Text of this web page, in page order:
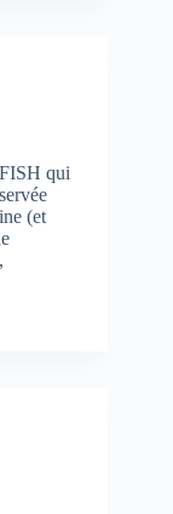
qui
(et